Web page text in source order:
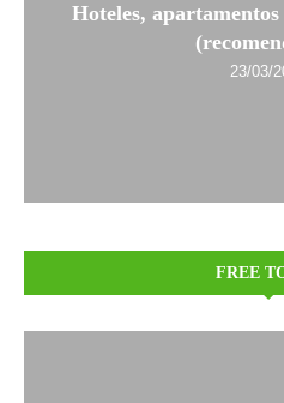
Hoteles,
23/03/
FREE